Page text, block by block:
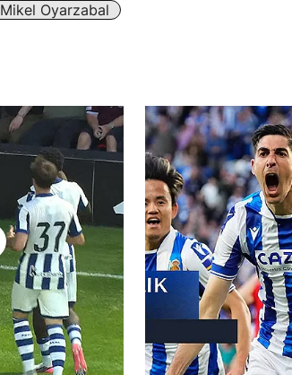
Mikel Oyarzabal